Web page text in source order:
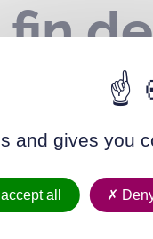
fin
09
and gives you
all